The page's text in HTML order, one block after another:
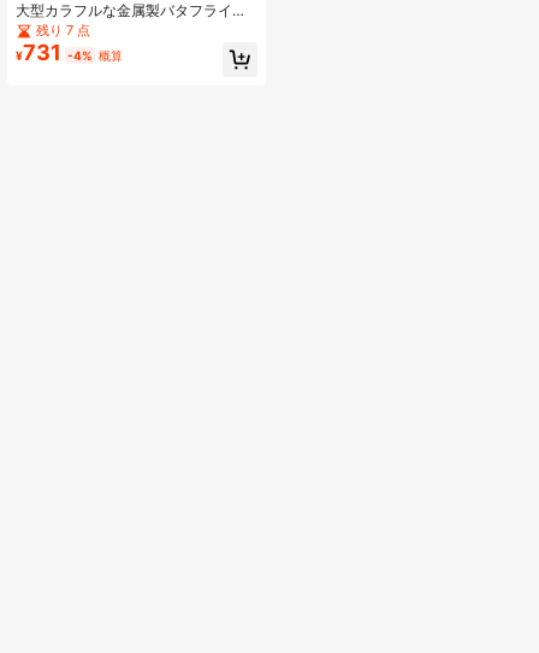
大型カラフルな金属製バタフライウ
ォールデコレーション、電気不要。
金属製バタフライウォールアート、
ガーデン、リビングルーム、寝室、
残り 7 点
¥731 -4% 概算